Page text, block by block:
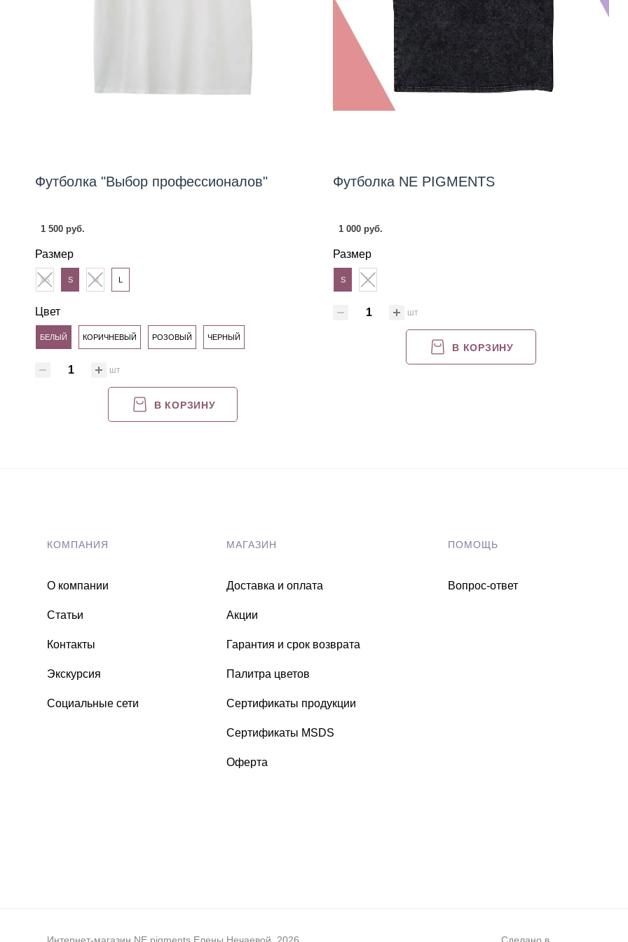
Футболка "Выбор профессионалов"
1 500 руб.
Размер
XS S M
Цвет
БЕЛЫЙ КОРИЧНЕВЫЙ РОЗОВЫЙ ЧЕРНЫЙ
шт
В КОРЗИНУ
Футболка NE PIGMENTS
1 000 руб.
Размер
S L
шт
В КОРЗИНУ
КОМПАНИЯ
О компании
Статьи
Контакты
Экскурсия
Социальные сети
МАГАЗИН
Доставка и оплата
Акции
Гарантия и срок возврата
Палитра цветов
Сертификаты продукции
Сертификаты MSDS
Оферта
ПОМОЩЬ
Вопрос-ответ